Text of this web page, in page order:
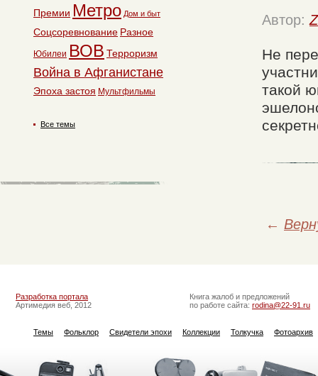
Автор:
Не
такой
←
Премии Метро Дом и быт
Соцсоревнование Разное
Юбилеи ВОВ Терроризм
Война в Афганистане
Эпоха застоя Мультфильмы
Все темы
Разработка портала
Артимедия веб, 2012
Книга жалоб и предложений
по работе сайта: rodina@22-91.ru
Темы Фольклор Свидетели эпохи Коллекции Толкучка Фотоархив